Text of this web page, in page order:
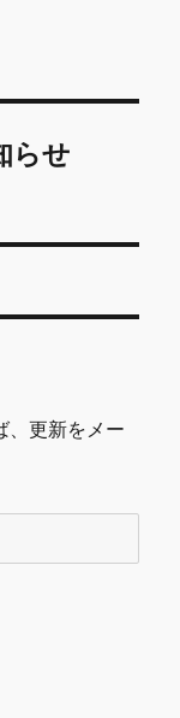
らせ
、更新をメー